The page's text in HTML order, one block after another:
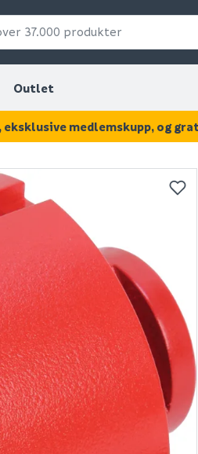
Outlet
DISSE VÆRE AV
Diamant tørrbor
55mm strong
eksklusive medlemskupp, og